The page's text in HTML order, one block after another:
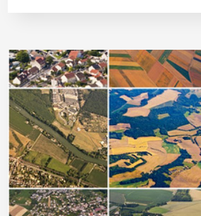
9 Fév 2016 - Réf: CW14341